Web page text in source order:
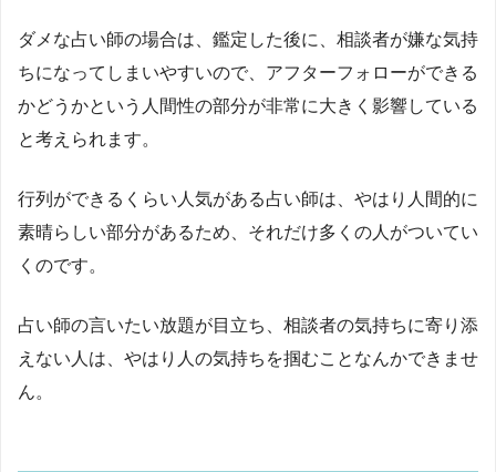
ダメな占い師の場合は、鑑定した後に、相談者が嫌な気持
ちになってしまいやすいので、アフターフォローができる
かどうかという人間性の部分が非常に大きく影響している
と考えられます。
行列ができるくらい人気がある占い師は、やはり人間的に
素晴らしい部分があるため、それだけ多くの人がついてい
くのです。
占い師の言いたい放題が目立ち、相談者の気持ちに寄り添
えない人は、やはり人の気持ちを掴むことなんかできませ
ん。